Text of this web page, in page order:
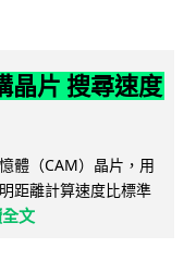
晶片 搜尋速度
體（CAM）晶片，用
距離計算速度比標準
文